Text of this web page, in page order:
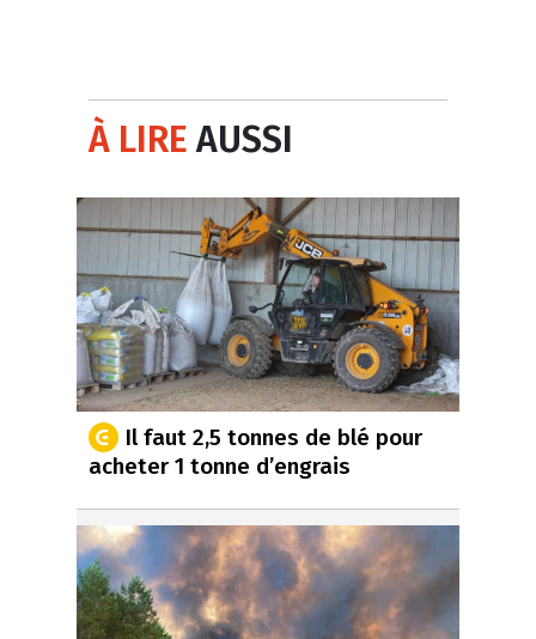
À LIREAUSSI
Il faut 2,5 tonnes de blé pour
acheter 1 tonne d’engrais